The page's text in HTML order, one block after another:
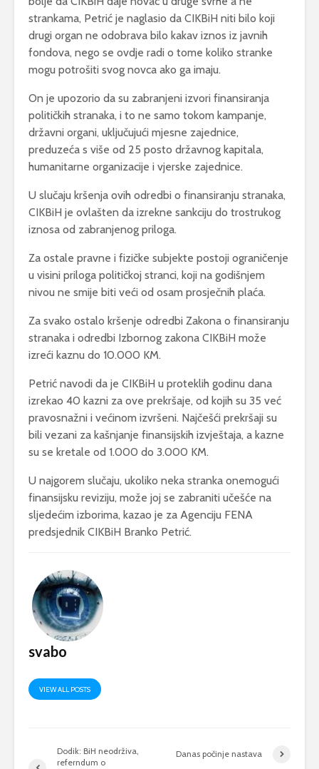
strankama, Petrić je naglasio da CIKBiH niti bilo koji
drugi organ ne odobrava bilo kakav iznos iz javnih
fondova, nego se ovdje radi o tome koliko stranke
mogu potrošiti svog novca ako ga imaju.
On je upozorio da su zabranjeni izvori finansiranja
političkih stranaka, i to ne samo tokom kampanje,
državni organi, uključujući mjesne zajednice,
preduzeća s više od 25 posto državnog kapitala,
humanitarne organizacije i vjerske zajednice.
U slučaju kršenja ovih odredbi o finansiranju stranaka,
CIKBiH je ovlašten da izrekne sankciju do trostrukog
iznosa od zabranjenog priloga.
Za ostale pravne i fizičke subjekte postoji ograničenje
u visini priloga političkoj stranci, koji na godišnjem
nivou ne smije biti veći od osam prosječnih plaća.
Za svako ostalo kršenje odredbi Zakona o finansiranju
stranaka i odredbi Izbornog zakona CIKBiH može
izreći kaznu do 10.000 KM.
Petrić navodi da je CIKBiH u proteklih godinu dana
izrekao 40 kazni za ove prekršaje, od kojih su 35 već
pravosnažni i većinom izvršeni. Najčešći prekršaji su
bili vezani za kašnjanje finansijskih izvještaja, a kazne
su se kretale od 1.000 do 3.000 KM.
U najgorem slučaju, ukoliko neka stranka onemogući
finansijsku reviziju, može joj se zabraniti učešće na
sljedećim izborima, kazao je za Agenciju FENA
predsjednik CIKBiH Branko Petrić.
svabo
VIEW ALL POSTS
Dodik: BiH neodrživa,
referndum o
Danas počinje nastava